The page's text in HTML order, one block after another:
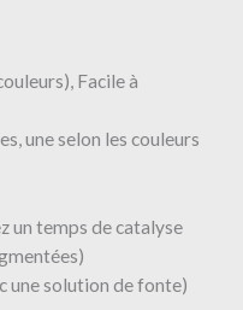
Facile à
une selon les couleurs
un temps de catalyse
une solution de fonte)